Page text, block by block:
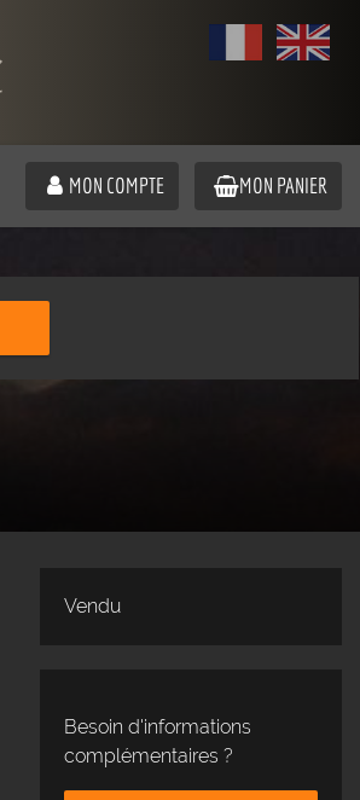
MON COMPTE MON PANIER
Vendu
Besoin d'informations
complémentaires ?